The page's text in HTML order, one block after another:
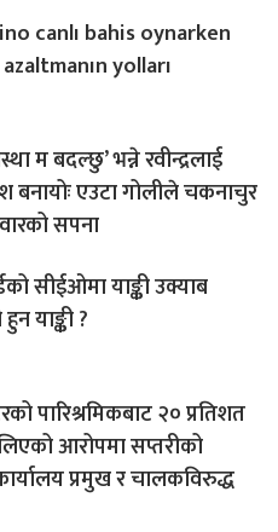
canlı bahis oynarken
yolları
म बदल्छु’ भन्ने रवीन्द्रलाई
बनायोः एउटा गोलीले चकनाचुर
सपना
सीईओमा याङ्की उक्याब
याङ्की ?
पारिश्रमिकबाट २० प्रतिशत
आरोपमा सप्तरीको
प्रमुख र चालकविरुद्ध